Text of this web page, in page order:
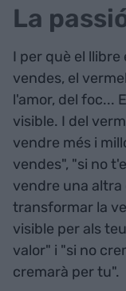
La
I per què el llibre
vendes, el
l'amor, del foc...
visible. I del
vendre més i
vendes", "si no
vendre una altra
transformar la
visible per als
valor" i "si no
cremarà per tu".